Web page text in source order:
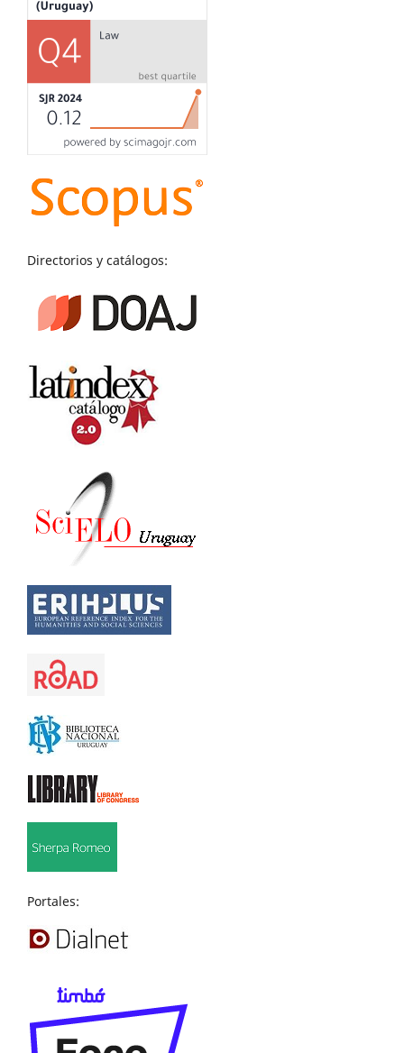
Directorios y catálogos:
Portales: